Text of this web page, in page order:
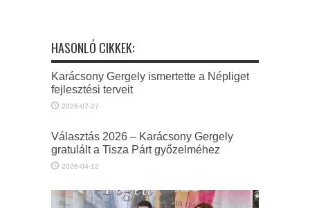
HASONLÓ CIKKEK:
Karácsony Gergely ismertette a Népliget
fejlesztési terveit
2026-07-27
Választás 2026 – Karácsony Gergely
gratulált a Tisza Párt győzelméhez
2026-04-12